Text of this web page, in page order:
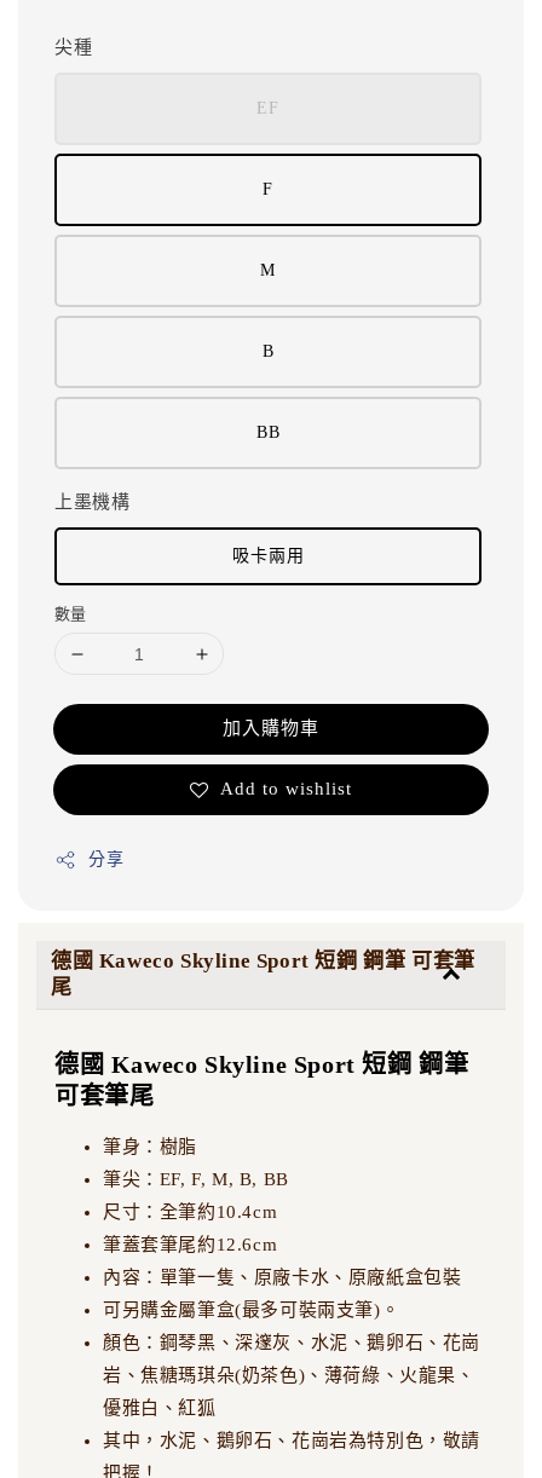
尖種
EF
F
M
B
BB
上墨機構
吸卡兩用
數量
加入購物車
Add to wishlist
分享
德國 Kaweco Skyline Sport 短鋼 鋼筆 可套筆
尾
德國 Kaweco Skyline Sport 短鋼 鋼筆
可套筆尾
筆身：樹脂
筆尖：EF, F, M, B, BB
尺寸：全筆約10.4cm
筆蓋套筆尾約12.6cm
內容：單筆一隻、原廠卡水、原廠紙盒包裝
可另購金屬筆盒(最多可裝兩支筆)。
顏色：鋼琴黑、深邃灰、水泥、鵝卵石、花崗
岩、焦糖瑪琪朵(奶茶色)、薄荷綠、火龍果、
優雅白、紅狐
其中，水泥、鵝卵石、花崗岩為特別色，敬請
把握！